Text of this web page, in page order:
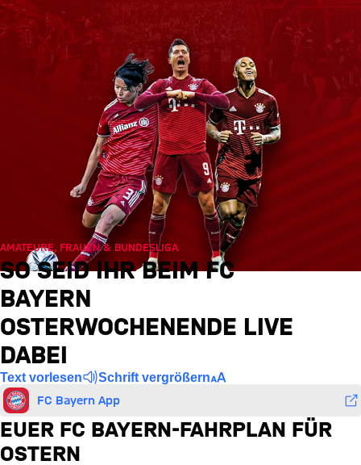
AMATEURE, FRAUEN & BUNDESLIGA
SO SEID IHR BEIM FC
BAYERN
OSTERWOCHENENDE LIVE
DABEI
Text vorlesen Schrift vergrößern
FC Bayern App
EUER FC BAYERN-FAHRPLAN FÜR
OSTERN